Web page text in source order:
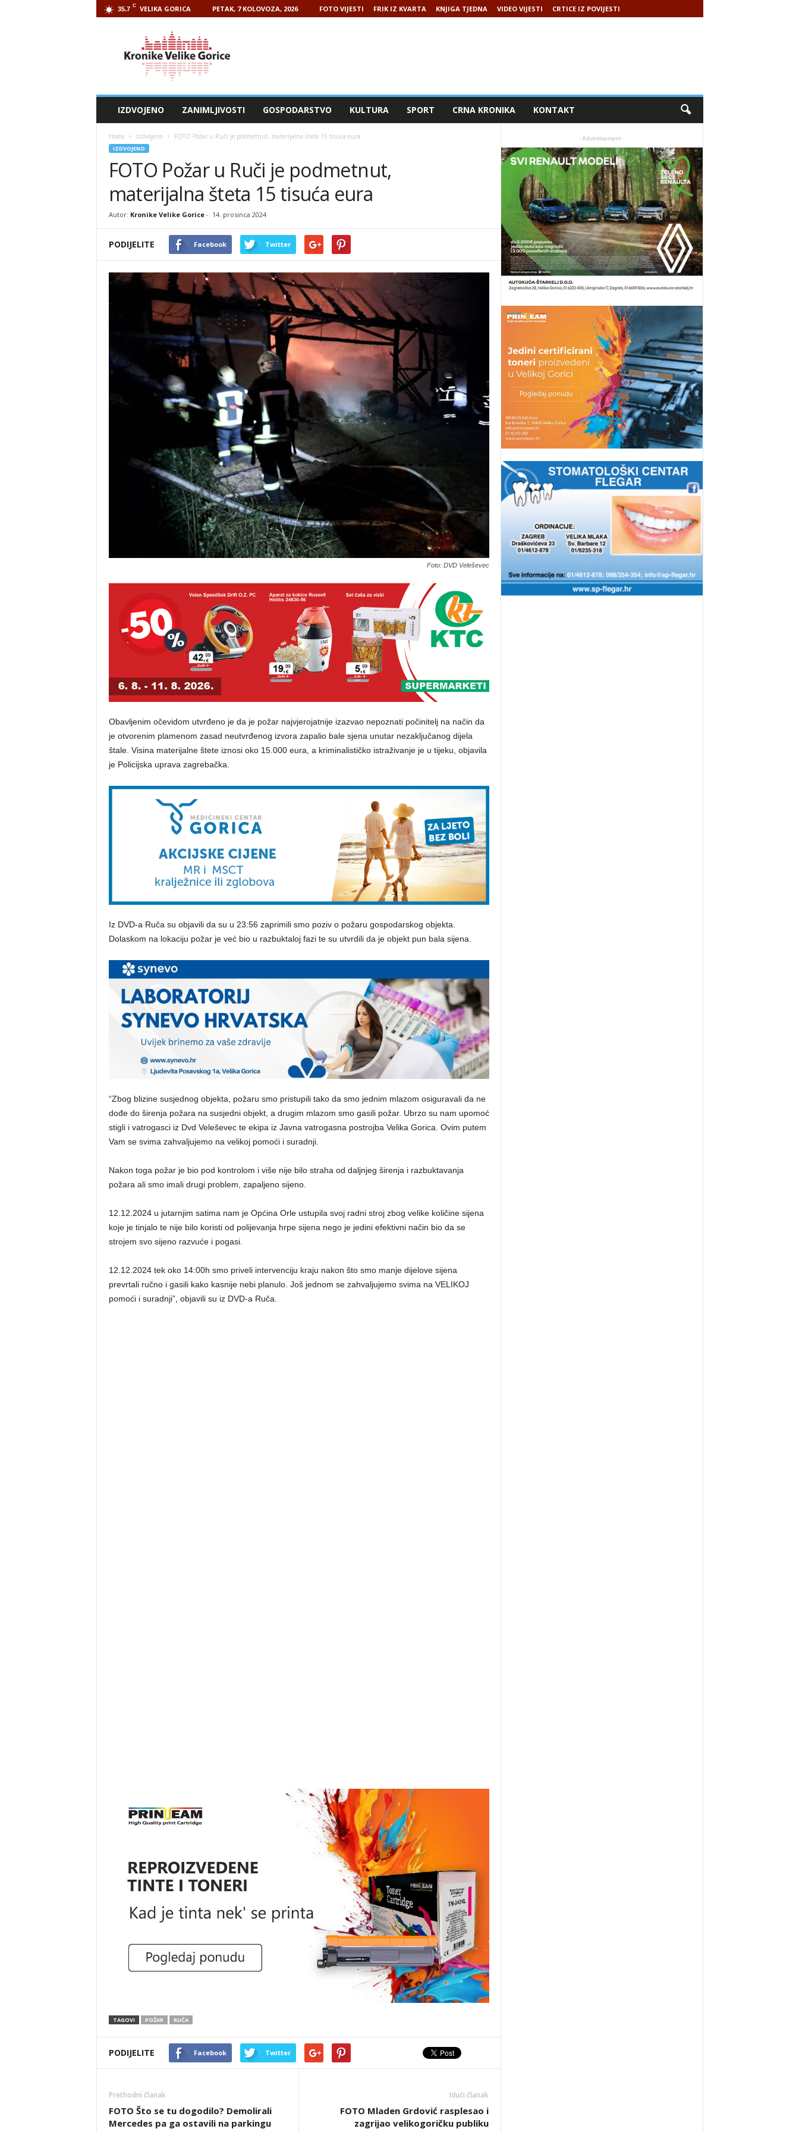
35.7 C VELIKA GORICA PETAK, 7 KOLOVOZA, 2026 FOTO VIJESTI FRIK IZ KVARTA KNJIGA TJEDNA VIDEO VIJESTI CRTICE IZ POVIJESTI
IZDVOJENO ZANIMLJIVOSTI GOSPODARSTVO KULTURA SPORT CRNA KRONIKA KONTAKT
Home Izdvojeno FOTO Požar u Ruči je podmetnut, materijalna šteta 15 tisuća eura
IZDVOJENO
FOTO Požar u Ruči je podmetnut,
materijalna šteta 15 tisuća eura
Autor: Kronike Velike Gorice- 14. prosinca 2024
PODIJELITE Facebook Twitter
Foto: DVD Veleševec
Obavljenim očevidom utvrđeno je da je požar najvjerojatnije izazvao nepoznati počinitelj na način da
je otvorenim plamenom zasad neutvrđenog izvora zapalio bale sjena unutar nezaključanog dijela
štale. Visina materijalne štete iznosi oko 15.000 eura, a kriminalističko istraživanje je u tijeku, objavila
je Policijska uprava zagrebačka.
Iz DVD-a Ruča su objavili da su u 23:56 zaprimili smo poziv o požaru gospodarskog objekta.
Dolaskom na lokaciju požar je već bio u razbuktaloj fazi te su utvrdili da je objekt pun bala sijena.
“Zbog blizine susjednog objekta, požaru smo pristupili tako da smo jednim mlazom osiguravali da ne
dođe do širenja požara na susjedni objekt, a drugim mlazom smo gasili požar. Ubrzo su nam upomoć
stigli i vatrogasci iz Dvd Veleševec te ekipa iz Javna vatrogasna postrojba Velika Gorica. Ovim putem
Vam se svima zahvaljujemo na velikoj pomoći i suradnji.
Nakon toga požar je bio pod kontrolom i više nije bilo straha od daljnjeg širenja i razbuktavanja
požara ali smo imali drugi problem, zapaljeno sijeno.
12.12.2024 u jutarnjim satima nam je Općina Orle ustupila svoj radni stroj zbog velike količine sijena
koje je tinjalo te nije bilo koristi od polijevanja hrpe sijena nego je jedini efektivni način bio da se
strojem svo sijeno razvuće i pogasi.
12.12.2024 tek oko 14:00h smo priveli intervenciju kraju nakon što smo manje dijelove sijena
prevrtali ručno i gasili kako kasnije nebi planulo. Još jednom se zahvaljujemo svima na VELIKOJ
pomoći i suradnji”, objavili su iz DVD-a Ruča.
TAGOVI POŽAR RUČA
PODIJELITE Facebook Twitter
Prethodni članak
FOTO Što se tu dogodilo? Demolirali
Mercedes pa ga ostavili na parkingu
Idući članak
FOTO Mladen Grdović rasplesao i
zagrijao velikogoričku publiku
- Advertisement -